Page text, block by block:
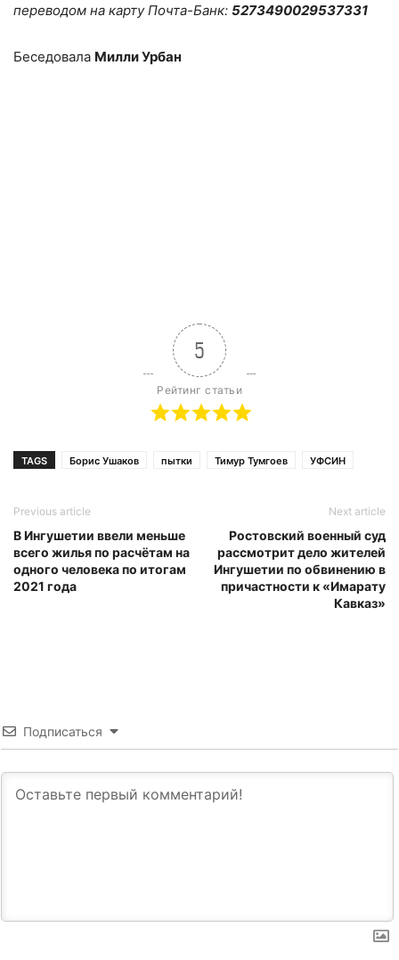
переводом на карту Почта-Банк: 5273490029537331
Беседовала Милли Урбан
5
Рейтинг статьи
TAGS Борис Ушаков пытки Тимур Тумгоев УФСИН
Previous article
В Ингушетии ввели меньше
всего жилья по расчётам на
одного человека по итогам
2021 года
Next article
Ростовский военный суд
рассмотрит дело жителей
Ингушетии по обвинению в
причастности к «Имарату
Кавказ»
Подписаться